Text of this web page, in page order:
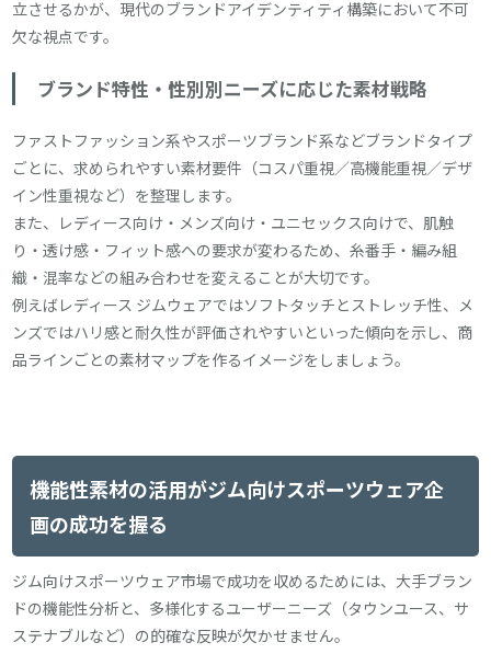
立させるかが、現代のブランドアイデンティティ構築において不可
欠な視点です。
ブランド特性・性別別ニーズに応じた素材戦略
ファストファッション系やスポーツブランド系などブランドタイプ
ごとに、求められやすい素材要件（コスパ重視／高機能重視／デザ
イン性重視など）を整理します。
また、レディース向け・メンズ向け・ユニセックス向けで、肌触
り・透け感・フィット感への要求が変わるため、糸番手・編み組
織・混率などの組み合わせを変えることが大切です。
例えばレディース ジムウェアではソフトタッチとストレッチ性、メ
ンズではハリ感と耐久性が評価されやすいといった傾向を示し、商
品ラインごとの素材マップを作るイメージをしましょう。
機能性素材の活用がジム向けスポーツウェア企
画の成功を握る
ジム向けスポーツウェア市場で成功を収めるためには、大手ブラン
ドの機能性分析と、多様化するユーザーニーズ（タウンユース、サ
ステナブルなど）の的確な反映が欠かせません。